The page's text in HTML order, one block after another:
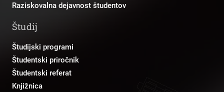
Raziskovalna dejavnost študentov
Študij
Študijski programi
Študentski priročnik
Študentski referat
Knjižnica